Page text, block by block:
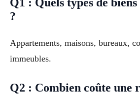
Q1 : Quels types de
?
Appartements, maisons, bureaux,
immeubles.
Q2 : Combien coûte une